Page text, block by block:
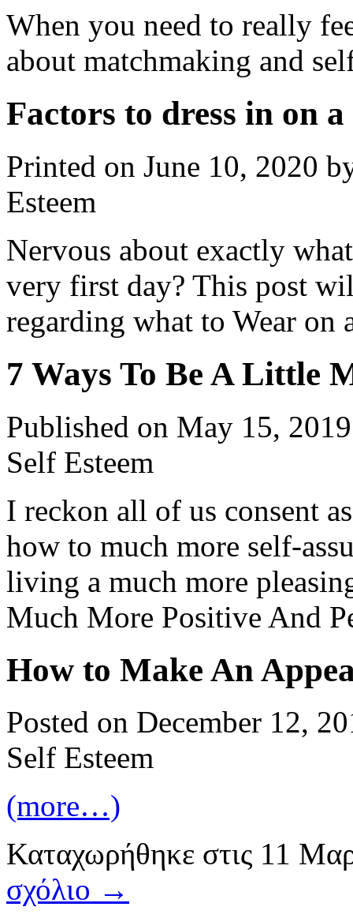
When you need to really
about matchmaking and
Factors to dress in on
Printed on June 10, 2020
Esteem
Nervous about exactly
very first day? This post
regarding what to Wear on
7 Ways To Be A Little
Published on May 15,
Self Esteem
I reckon all of us consent
how to much more self-
living a much more
Much More Positive And
How to Make An
Posted on December 12,
Self Esteem
(more…)
Καταχωρήθηκε στις 11
σχόλιο →